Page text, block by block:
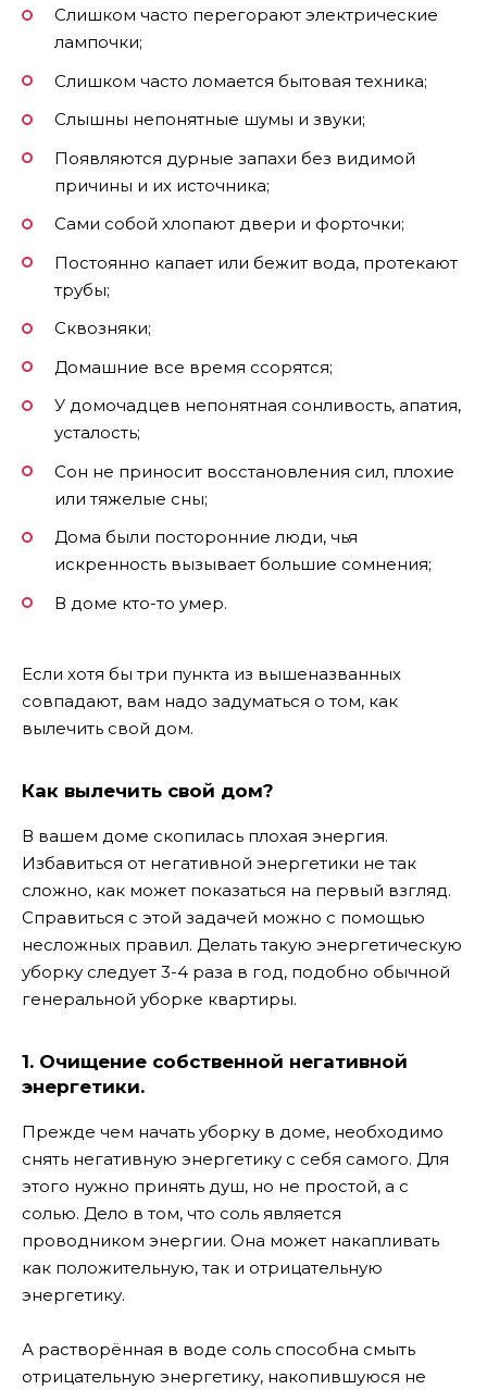
Слишком часто перегорают электрические
лампочки;
Слишком часто ломается бытовая техника;
Слышны непонятные шумы и звуки;
Появляются дурные запахи без видимой
причины и их источника;
Сами собой хлопают двери и форточки;
Постоянно капает или бежит вода, протекают
трубы;
Сквозняки;
Домашние все время ссорятся;
У домочадцев непонятная сонливость, апатия,
усталость;
Сон не приносит восстановления сил, плохие
или тяжелые сны;
Дома были посторонние люди, чья
искренность вызывает большие сомнения;
В доме кто-то умер.
Если хотя бы три пункта из вышеназванных
совпадают, вам надо задуматься о том, как
вылечить свой дом.
Как вылечить свой дом?
В вашем доме скопилась плохая энергия.
Избавиться от негативной энергетики не так
сложно, как может показаться на первый взгляд.
Справиться с этой задачей можно с помощью
несложных правил. Делать такую энергетическую
уборку следует 3-4 раза в год, подобно обычной
генеральной уборке квартиры.
1. Очищение собственной негативной
энергетики.
Прежде чем начать уборку в доме, необходимо
снять негативную энергетику с себя самого. Для
этого нужно принять душ, но не простой, а с
солью. Дело в том, что соль является
проводником энергии. Она может накапливать
как положительную, так и отрицательную
энергетику.
А растворённая в воде соль способна смыть
отрицательную энергетику, накопившуюся не